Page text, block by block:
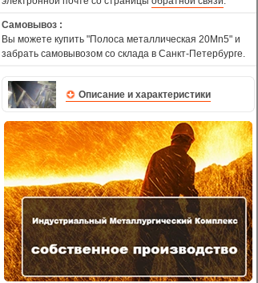
Самовывоз :
Вы можете купить "Полоса металлическая 20Mn5" и
забрать самовывозом со склада в Санкт-Петербурге.
Описание и характеристики